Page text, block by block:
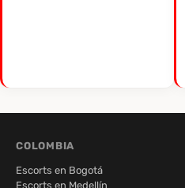
COLOMBIA
Escorts en Bogotá
Escorts en Medellín